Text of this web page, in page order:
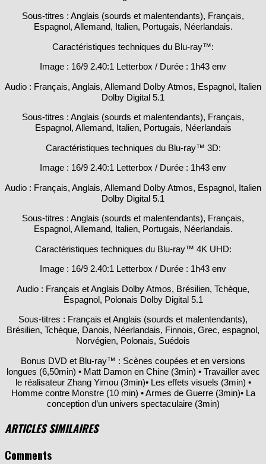
Sous-titres : Anglais (sourds et malentendants), Français,
Espagnol, Allemand, Italien, Portugais, Néerlandais.
Caractéristiques techniques du Blu-ray™:
Image : 16/9 2.40:1 Letterbox / Durée : 1h43 env
Audio : Français, Anglais, Allemand Dolby Atmos, Espagnol, Italien
Dolby Digital 5.1
Sous-titres : Anglais (sourds et malentendants), Français,
Espagnol, Allemand, Italien, Portugais, Néerlandais
Caractéristiques techniques du Blu-ray™ 3D:
Image : 16/9 2.40:1 Letterbox / Durée : 1h43 env
Audio : Français, Anglais, Allemand Dolby Atmos, Espagnol, Italien
Dolby Digital 5.1
Sous-titres : Anglais (sourds et malentendants), Français,
Espagnol, Allemand, Italien, Portugais, Néerlandais.
Caractéristiques techniques du Blu-ray™ 4K UHD:
Image : 16/9 2.40:1 Letterbox / Durée : 1h43 env
Audio : Français et Anglais Dolby Atmos, Brésilien, Tchèque,
Espagnol, Polonais Dolby Digital 5.1
Sous-titres : Français et Anglais (sourds et malentendants),
Brésilien, Tchèque, Danois, Néerlandais, Finnois, Grec, espagnol,
Norvégien, Polonais, Suédois
Bonus DVD et Blu-ray™ : Scènes coupées et en versions
longues (6,50min) • Matt Damon en Chine (3min) • Travailler avec
le réalisateur Zhang Yimou (3min)• Les effets visuels (3min) •
Homme contre Monstre (10 min) • Armes de Guerre (3min)• La
conception d’un univers spectaculaire (3min)
ARTICLES SIMILAIRES
Comments